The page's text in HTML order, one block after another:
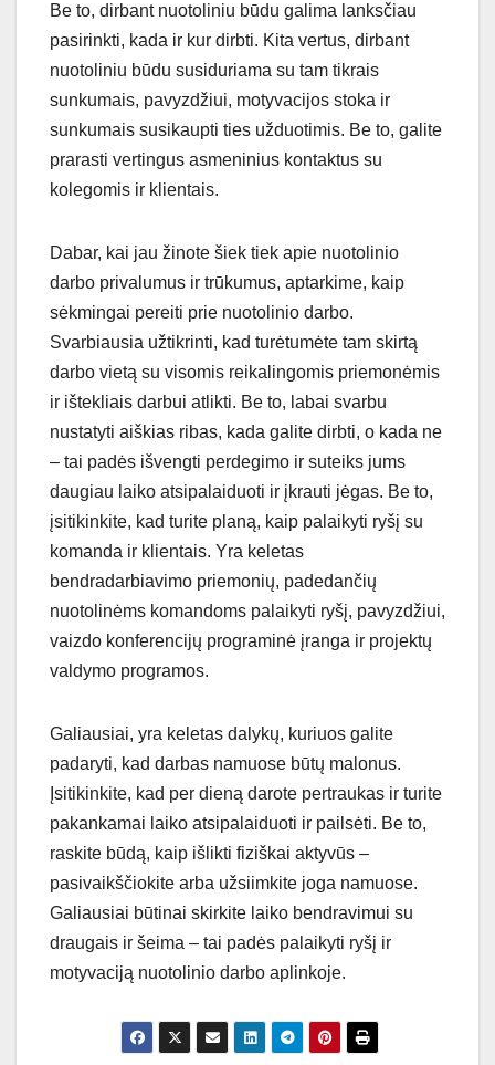
Be to, dirbant nuotoliniu būdu galima lanksčiau
pasirinkti, kada ir kur dirbti. Kita vertus, dirbant
nuotoliniu būdu susiduriama su tam tikrais
sunkumais, pavyzdžiui, motyvacijos stoka ir
sunkumais susikaupti ties užduotimis. Be to, galite
prarasti vertingus asmeninius kontaktus su
kolegomis ir klientais.
Dabar, kai jau žinote šiek tiek apie nuotolinio
darbo privalumus ir trūkumus, aptarkime, kaip
sėkmingai pereiti prie nuotolinio darbo.
Svarbiausia užtikrinti, kad turėtumėte tam skirtą
darbo vietą su visomis reikalingomis priemonėmis
ir ištekliais darbui atlikti. Be to, labai svarbu
nustatyti aiškias ribas, kada galite dirbti, o kada ne
– tai padės išvengti perdegimo ir suteiks jums
daugiau laiko atsipalaiduoti ir įkrauti jėgas. Be to,
įsitikinkite, kad turite planą, kaip palaikyti ryšį su
komanda ir klientais. Yra keletas
bendradarbiavimo priemonių, padedančių
nuotolinėms komandoms palaikyti ryšį, pavyzdžiui,
vaizdo konferencijų programinė įranga ir projektų
valdymo programos.
Galiausiai, yra keletas dalykų, kuriuos galite
padaryti, kad darbas namuose būtų malonus.
Įsitikinkite, kad per dieną darote pertraukas ir turite
pakankamai laiko atsipalaiduoti ir pailsėti. Be to,
raskite būdą, kaip išlikti fiziškai aktyvūs –
pasivaikščiokite arba užsiimkite joga namuose.
Galiausiai būtinai skirkite laiko bendravimui su
draugais ir šeima – tai padės palaikyti ryšį ir
motyvaciją nuotolinio darbo aplinkoje.